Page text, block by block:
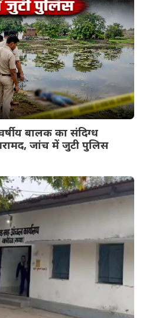
बालक का संदिग्ध
जांच में जुटी पुलिस